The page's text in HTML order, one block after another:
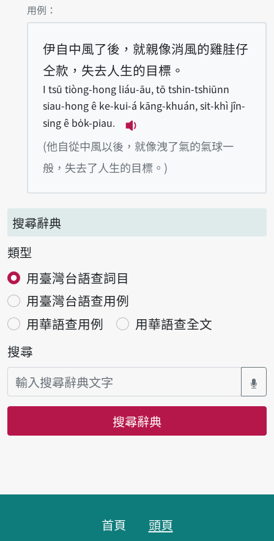
第1項釋義的
用例：
伊自中風了後，就親像消風的雞胿仔
仝款，失去人生的目標。
I tsū tiòng-hong liáu-āu, tō tshin-tshiūnn
siau-hong ê ke-kui-á kāng-khuán, sit-khì jîn-
sing ê bo̍k-piau.
播放例句I tsū tiòng-
(他自從中風以後，就像洩了氣的氣球一
般，失去了人生的目標。)
搜尋辭典
類型
用臺灣台語查詞目
用臺灣台語查用例
用華語查用例
用華語查全文
搜尋
搜尋辭典
首頁 頭頁